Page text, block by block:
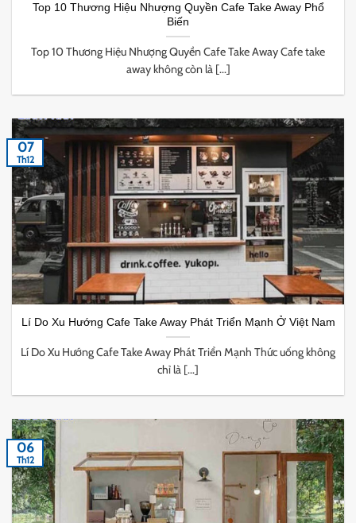
Top 10 Thương Hiệu Nhượng Quyền Cafe Take Away Phổ
Biến
Top 10 Thương Hiệu Nhượng Quyền Cafe Take Away Cafe take
away không còn là [...]
Lí Do Xu Hướng Cafe Take Away Phát Triển Mạnh Ở Việt Nam
Lí Do Xu Hướng Cafe Take Away Phát Triển Mạnh Thức uống không
chỉ là [...]
07
Th12
06
Th12